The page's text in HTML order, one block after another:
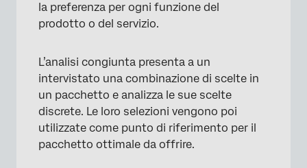
la preferenza per ogni funzione del
prodotto o del servizio.
L’analisi congiunta presenta a un
intervistato una combinazione di scelte in
un pacchetto e analizza le sue scelte
discrete. Le loro selezioni vengono poi
utilizzate come punto di riferimento per il
pacchetto ottimale da offrire.